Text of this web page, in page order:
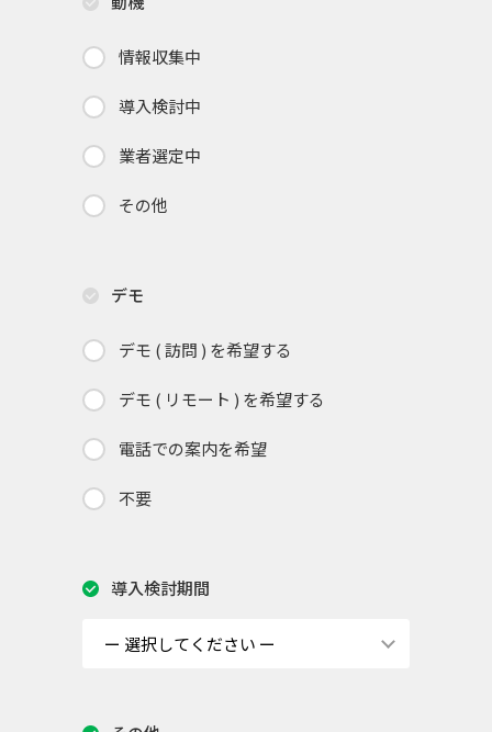
情報収集中
導入検討中
業者選定中
その他
デモ
デモ ( 訪問 ) を希望する
デモ ( リモート ) を希望する
電話での案内を希望
不要
導入検討期間